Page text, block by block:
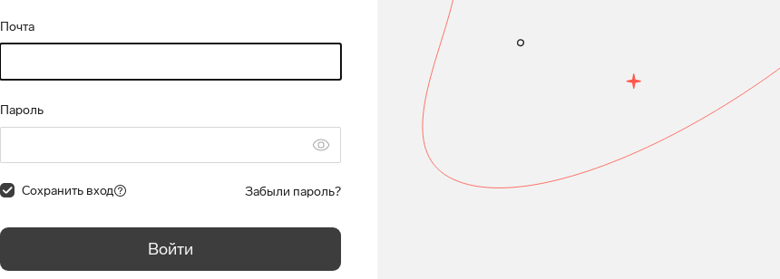
Почта
Пароль
Сохранить вход Забыли пароль?
Войти